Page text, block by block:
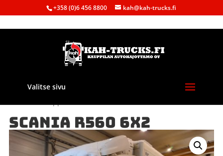
+358 (0)6 456 8800 kah@kah-trucks.fi
Valitse sivu
SCANIA R560 6X2